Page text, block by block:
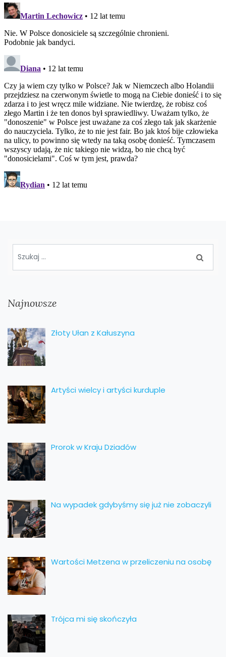
Najnowsze
Złoty Ułan z Kałuszyna
Artyści wielcy i artyści kurduple
Prorok w Kraju Dziadów
Na wypadek gdybyśmy się już nie zobaczyli
Wartości Metzena w przeliczeniu na osobę
Trójca mi się skończyła